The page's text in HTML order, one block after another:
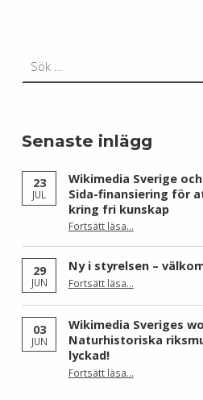
Senaste inlägg
23
JUL
Wikimedia Sverige
Sida-finansiering för
kring fri kunskap
Fortsätt läsa“Wikimedia Sverige och Wikimedia Brasil får Sida-finansiering för att stärka civilsamhället kring fri kunskap”
…
29
JUN
Ny i styrelsen –
Fortsätt läsa“Ny i styrelsen – välkommen Antonio Molin!”
…
03
JUN
Wikimedia Sveriges
Naturhistoriska
lyckad!
Fortsätt läsa“Wikimedia Sveriges workshop på Naturhistoriska riksmuseet blev väldigt lyckad!”
…